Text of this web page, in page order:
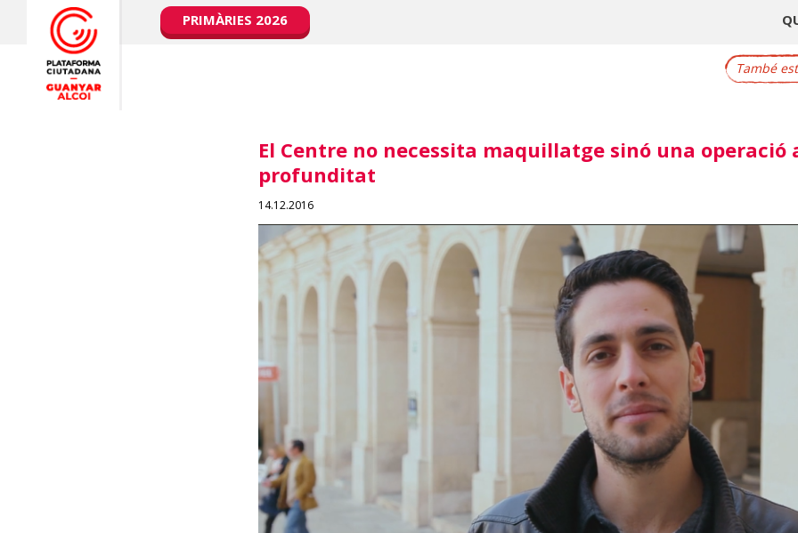
PRIMÀRIES 2026
També
El Centre no necessita maquillatge sinó una operació
profunditat
14.12.2016